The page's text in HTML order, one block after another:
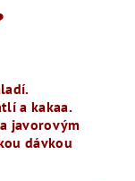
a kakaa.
javorovým
dávkou